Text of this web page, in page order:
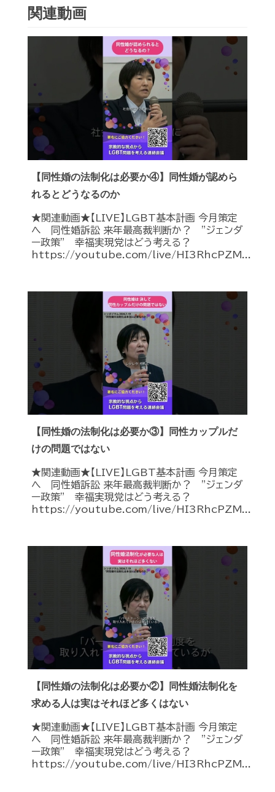
関連動画
【同性婚の法制化は必要か④】同性婚が認めら
れるとどうなるのか
★関連動画★【LIVE】LGBT基本計画 今月策定
へ 同性婚訴訟 来年最高裁判断か？ ”ジェンダ
ー政策” 幸福実現党はどう考える？
https://youtube.com/live/HI3RhcPZM...
【同性婚の法制化は必要か③】同性カップルだ
けの問題ではない
★関連動画★【LIVE】LGBT基本計画 今月策定
へ 同性婚訴訟 来年最高裁判断か？ ”ジェンダ
ー政策” 幸福実現党はどう考える？
https://youtube.com/live/HI3RhcPZM...
【同性婚の法制化は必要か②】同性婚法制化を
求める人は実はそれほど多くはない
★関連動画★【LIVE】LGBT基本計画 今月策定
へ 同性婚訴訟 来年最高裁判断か？ ”ジェンダ
ー政策” 幸福実現党はどう考える？
https://youtube.com/live/HI3RhcPZM...